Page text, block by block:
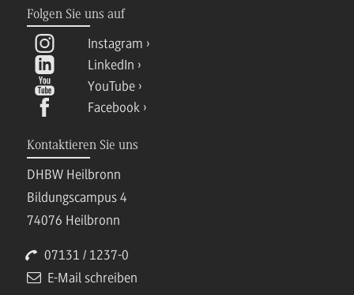
Folgen Sie uns auf
Instagram
LinkedIn
YouTube
Facebook
Kontaktieren Sie uns
DHBW Heilbronn
Bildungscampus 4
74076 Heilbronn
07131 / 1237-0
E-Mail schreiben